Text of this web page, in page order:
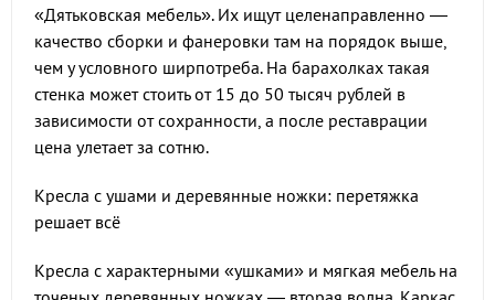
«Дятьковская мебель». Их ищут целенаправленно —
качество сборки и фанеровки там на порядок выше,
чем у условного ширпотреба. На барахолках такая
стенка может стоить от 15 до 50 тысяч рублей в
зависимости от сохранности, а после реставрации
цена улетает за сотню.
Кресла с ушами и деревянные ножки: перетяжка
решает всё
Кресла с характерными «ушками» и мягкая мебель на